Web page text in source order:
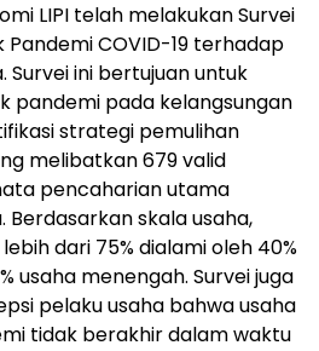
LIPI telah melakukan Survei
COVID-19 terhadap
Survei ini bertujuan untuk
pandemi pada kelangsungan
strategi pemulihan
melibatkan 679 valid
pencaharian utama
Berdasarkan skala usaha,
dari 75% dialami oleh 40%
usaha menengah. Survei juga
pelaku usaha bahwa usaha
tidak berakhir dalam waktu